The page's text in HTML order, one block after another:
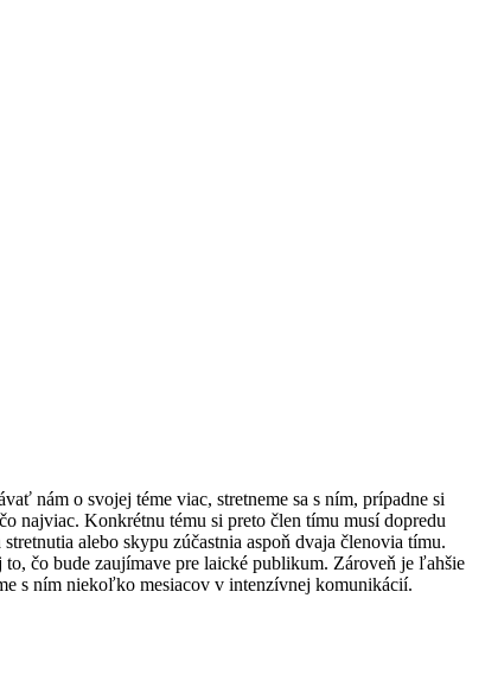
nám o svojej téme viac, stretneme sa s ním, prípadne si
najviac. Konkrétnu tému si preto člen tímu musí dopredu
alebo skypu zúčastnia aspoň dvaja členovia tímu.
čo bude zaujímave pre laické publikum. Zároveň je ľahšie
s ním niekoľko mesiacov v intenzívnej komunikácií.